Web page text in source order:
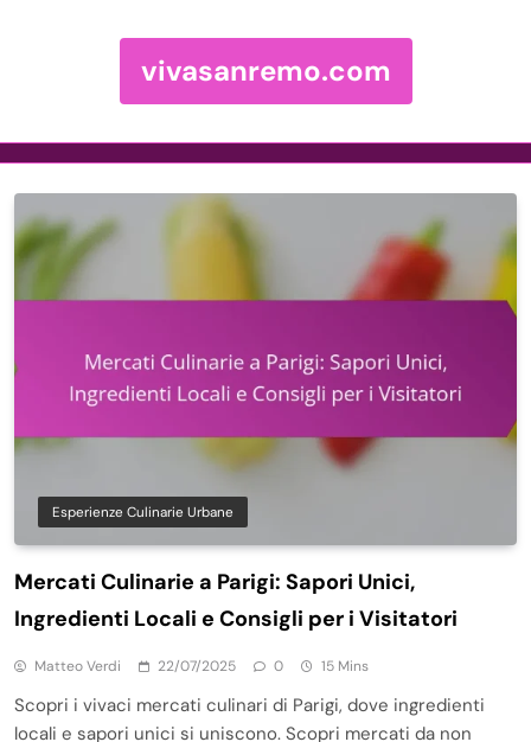
vivasanremo.com
Esperienze Culinarie Urbane
Mercati Culinarie a Parigi: Sapori Unici,
Ingredienti Locali e Consigli per i Visitatori
Matteo Verdi 22/07/2025 0 15 Mins
Scopri i vivaci mercati culinari di Parigi, dove ingredienti
locali e sapori unici si uniscono. Scopri mercati da non